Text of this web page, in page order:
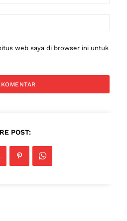
web saya di browser ini untuk
POST: